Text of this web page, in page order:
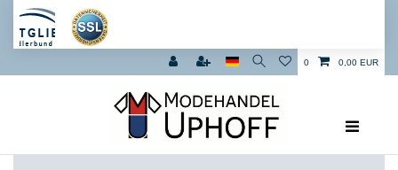
0 0,00 EUR